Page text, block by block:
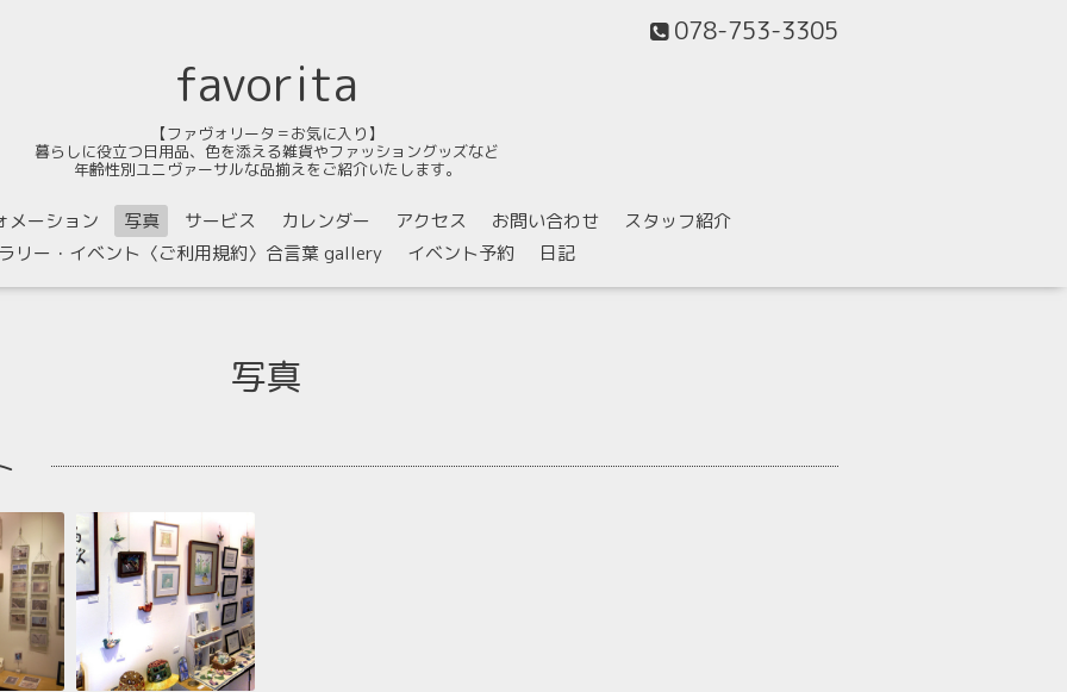
078-753-3305
favorita
【ファヴォリータ＝お気に入り】
暮らしに役立つ日用品、色を添える雑貨やファッショングッズなど
年齢性別ユニヴァーサルな品揃えをご紹介いたします。
メーション 写真 サービス カレンダー アクセス お問い合わせ
スタッフ紹介
リー・イベント〈ご利用規約〉合言葉 gallery
イベント予約 日記
写真